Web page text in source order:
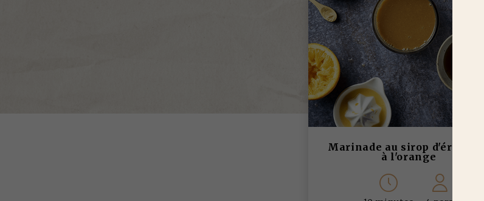
Marinade au sirop d'érable et
à l'orange